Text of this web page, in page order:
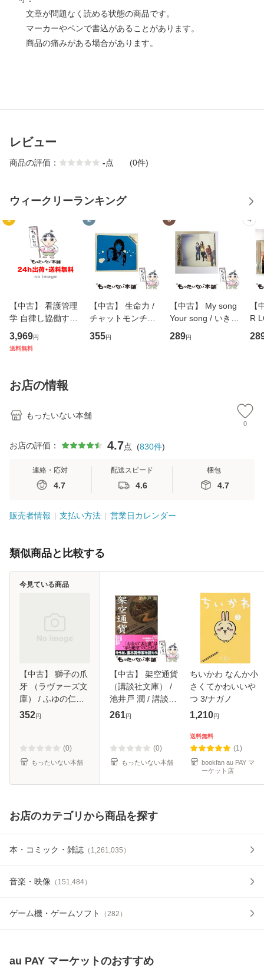
文章が問題なく読める状態の商品です。
マーカーやペンで書込があることがあります。
商品の痛みがある場合があります。
レビュー
商品の評価： -点 (0件)
ウィークリーランキング
1
【中古】 看護管理
学 自律し協働する
専門職の看護マネ
ジメントスキル 改
恵 藤本幸三 / 南江
堂 [単行
3,969円
送料無料
2
【中古】 生命力 /
チャットモンチー /
キューンレコード
[CD]【メール便送
355円
3
【中古】 My song
Your song / いきも
のがかり / [CD]
【メール便送料無
289円
4
【
R
産
お店の情報
もったいない本舗
0
お店の評価： 4.7点 (830件)
連絡・応対
4.7
配送スピード
4.6
梱包
4.7
販売者情報 支払い方法 営業日カレンダー
類似商品と比較する
【中古】 獅子の爪
牙 （ラヴァーズ文
庫） / ふゆの仁子 /
竹書房 [文庫]【メ
352円
(0)
もったいない本舗
今見ている商品
【中古】 架空通貨
（講談社文庫） /
池井戸 潤 / 講談社
[文庫]【メール便送
261円
(0)
もったいない本舗
ちいかわ なんか小
さくてかわいいや
つ 3/ナガノ
1,210円
送料無料
(1)
bookfan au PAY マ
ーケット店
お店のカテゴリから商品を探す
本・コミック・雑誌 （ 1,261,035 ）
音楽・映像 （ 151,484）
ゲーム機・ゲームソフト （282 ）
au PAY マーケットのおすすめ